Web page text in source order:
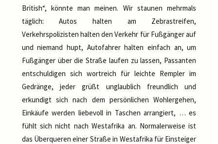
British“, könnte man meinen. Wir staunen mehrmals
täglich: Autos halten am Zebrastreifen,
Verkehrspolizisten halten den Verkehr für Fußgänger auf
und niemand hupt, Autofahrer halten einfach an, um
Fußgänger über die Straße laufen zu lassen, Passanten
entschuldigen sich wortreich für leichte Rempler im
Gedränge, jeder grüßt unglaublich freundlich und
erkundigt sich nach dem persönlichen Wohlergehen,
Einkäufe werden liebevoll in Taschen arrangiert, … es
fühlt sich nicht nach Westafrika an. Normalerweise ist
das Überqueren einer Straße in Westafrika für Einsteiger